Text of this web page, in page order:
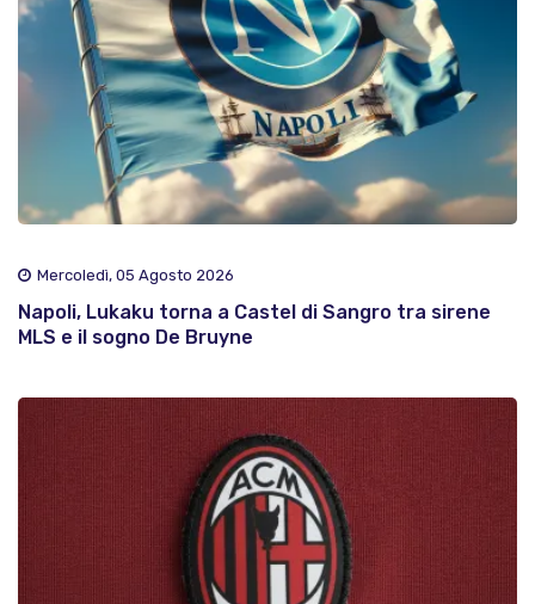
Mercoledì, 05 Agosto 2026
Napoli, Lukaku torna a Castel di Sangro tra sirene
MLS e il sogno De Bruyne